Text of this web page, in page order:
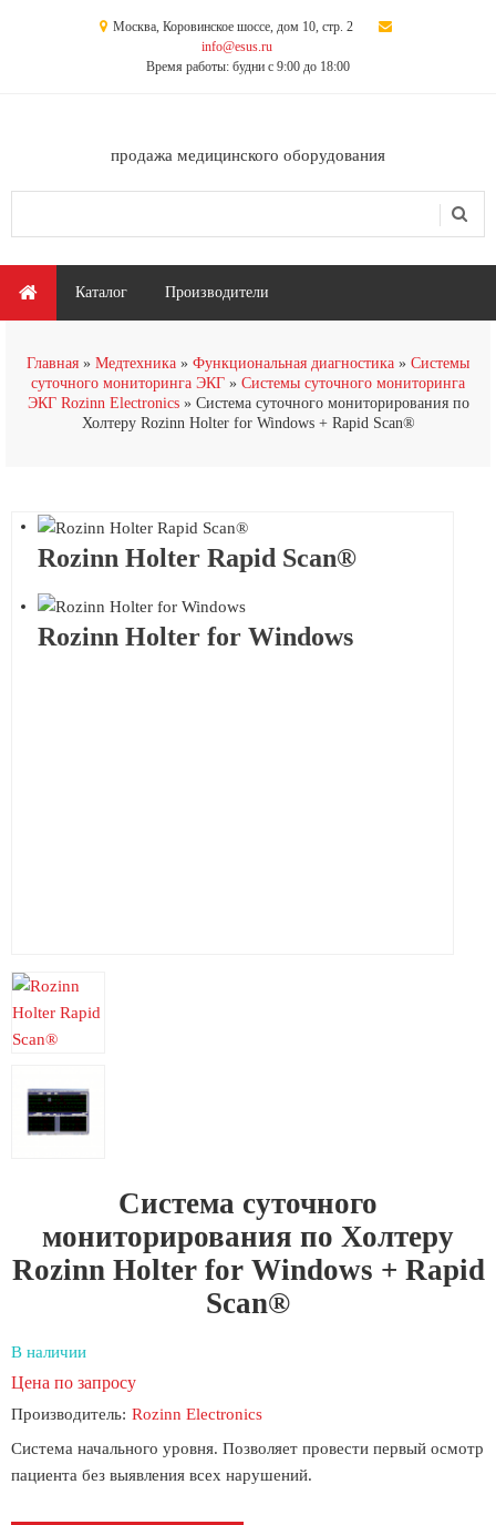
Москва, Коровинское шоссе, дом 10, стр. 2
info@esus.ru
Время работы: будни с 9:00 до 18:00
продажа медицинского оборудования
Главное меню
Каталог Производители
Главная Медтехника Функциональная диагностика
Системы
суточного мониторинга ЭКГ
Системы суточного мониторинга
ЭКГ Rozinn Electronics
Система суточного мониторирования по
Холтеру Rozinn Holter for Windows + Rapid Scan®
Rozinn Holter Rapid Scan®
Rozinn Holter for Windows
Система суточного
мониторирования по Холтеру
Rozinn Holter for Windows + Rapid
Scan®
В наличии
Цена по запросу
Производитель: Rozinn Electronics
Система начального уровня. Позволяет провести первый осмотр
пациента без выявления всех нарушений.